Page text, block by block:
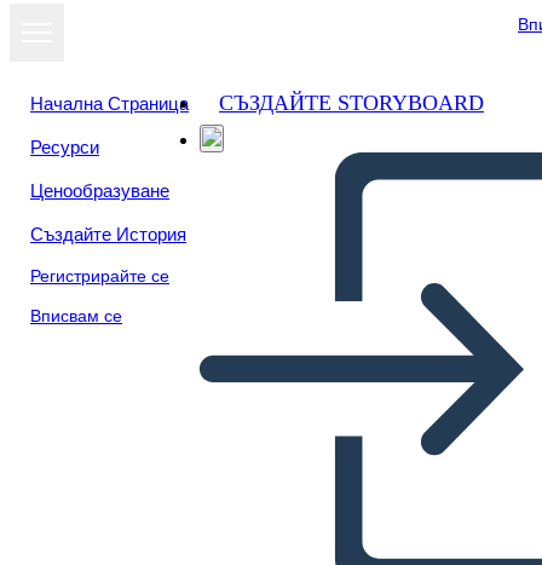
Начална Страница
Ресурси
Ценообразуване
Създайте История
Регистрирайте се
Вписвам се
СЪЗДАЙТЕ STORYBOARD